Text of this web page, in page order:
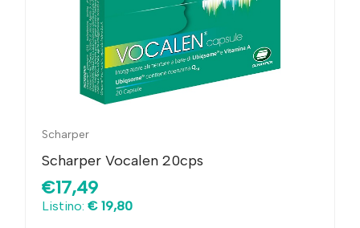
Scharper
Scharper Vocalen 20cps
€17,49
Listino: € 19,80